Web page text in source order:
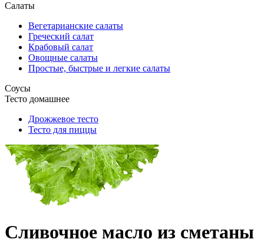
Салаты
Вегетарианские салаты
Греческий салат
Крабовый салат
Овощные салаты
Простые, быстрые и легкие салаты
Соусы
Тесто домашнее
Дрожжевое тесто
Тесто для пиццы
Сливочное масло из сметаны